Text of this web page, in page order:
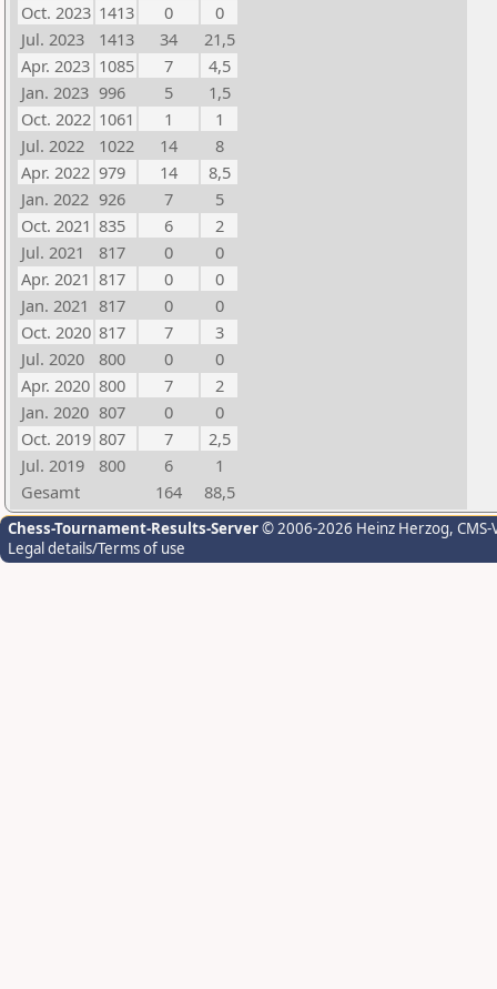
Oct. 2023 1413 0
0
Jul. 2023
1413 34
21,5
Apr. 2023 1085 7
4,5
Jan. 2023 996 5
1,5
Oct. 2022 1061 1
1
Jul. 2022
1022 14
8
Apr. 2022 979 14
8,5
Jan. 2022 926 7
5
Oct. 2021 835 6
2
Jul. 2021
817 0
0
Apr. 2021 817 0
0
Jan. 2021 817 0
0
Oct. 2020 817 7
3
Jul. 2020
800 0
0
Apr. 2020 800 7
2
Jan. 2020 807 0
0
Oct. 2019 807 7
2,5
Jul. 2019
800 6
1
Gesamt
164 88,5
Chess-Tournament-Results-Server© 2006-2026 Heinz Herzog,
Legal details/Terms of use